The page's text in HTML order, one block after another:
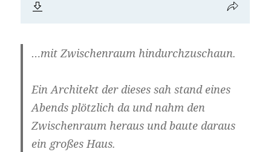
…mit Zwischenraum hindurchzuschaun.
Ein Architekt der dieses sah stand eines
Abends plötzlich da und nahm den
Zwischenraum heraus und baute daraus
ein großes Haus.